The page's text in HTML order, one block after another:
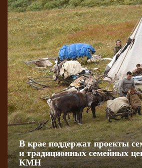
В крае поддержат проекты
и традиционных семейных
КМН